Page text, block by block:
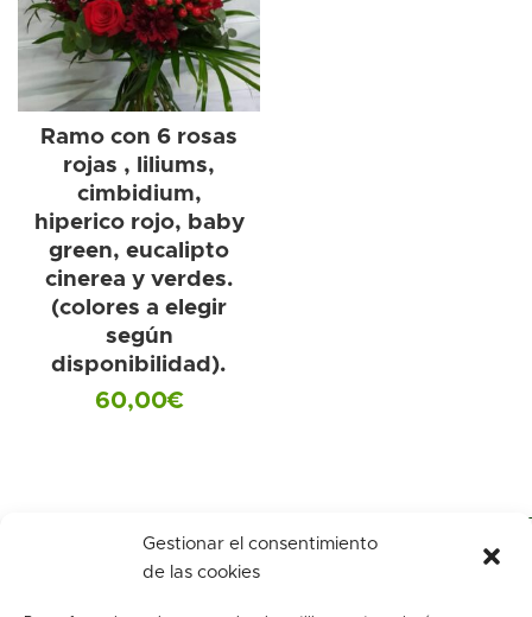
Gestionar el consentimiento
de las cookies
Ramo con 6 rosas
rojas , liliums,
cimbidium,
hiperico rojo, baby
green, eucalipto
cinerea y verdes.
(colores a elegir
según
disponibilidad).
60,00€